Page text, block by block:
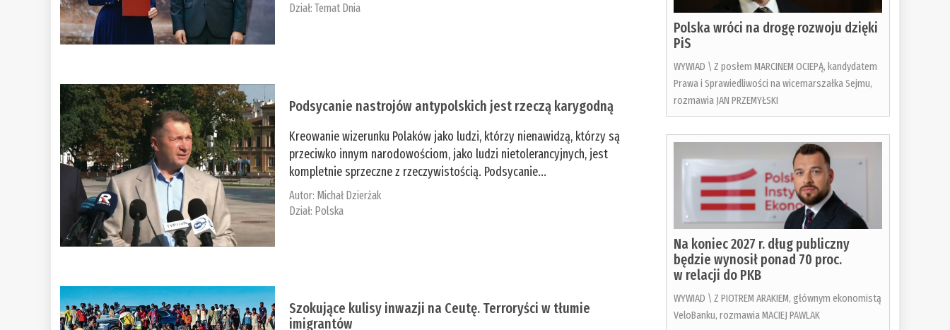
Dział:Temat Dnia
Podsycanie nastrojów antypolskich jest rzeczą karygodną
Kreowanie wizerunku Polaków jako ludzi, którzy nienawidzą, którzy są
przeciwko innym narodowościom, jako ludzi nietolerancyjnych, jest
kompletnie sprzeczne z rzeczywistością. Podsycanie...
Autor: Michał Dzierżak
Dział: Polska
Szokujące kulisy inwazji na Ceutę. Terroryści w tłumie
imigrantów
Polska wróci na drogę rozwoju dzięki
PiS
WYWIAD \ Z posłem MARCINEM OCIEPĄ, kandydatem
Prawa i Sprawiedliwości na wicemarszałka Sejmu,
rozmawia JAN PRZEMYŁSKI
Na koniec 2027 r. dług publiczny
będzie wynosił ponad 70 proc.
w relacji do PKB
WYWIAD \ Z PIOTREM ARAKIEM, głównym ekonomistą
VeloBanku, rozmawia MACIEJ PAWLAK